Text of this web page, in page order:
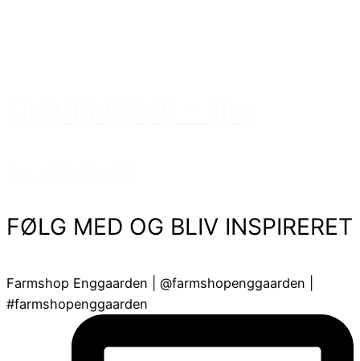
FØLG MED OG BLIV INSPIRERET
Farmshop Enggaarden | @farmshopenggaarden |
#farmshopenggaarden